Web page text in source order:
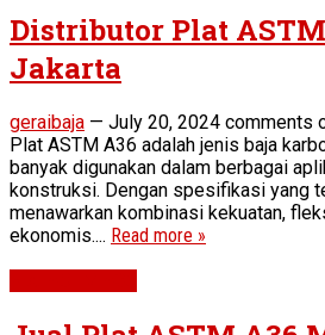
Distributor Plat
Jakarta
geraibaja — July 20, 2024 comments
Plat ASTM A36 adalah jenis baja
banyak digunakan dalam berbagai
konstruksi. Dengan spesifikasi yang
menawarkan kombinasi kekuatan,
ekonomis.... Read more »